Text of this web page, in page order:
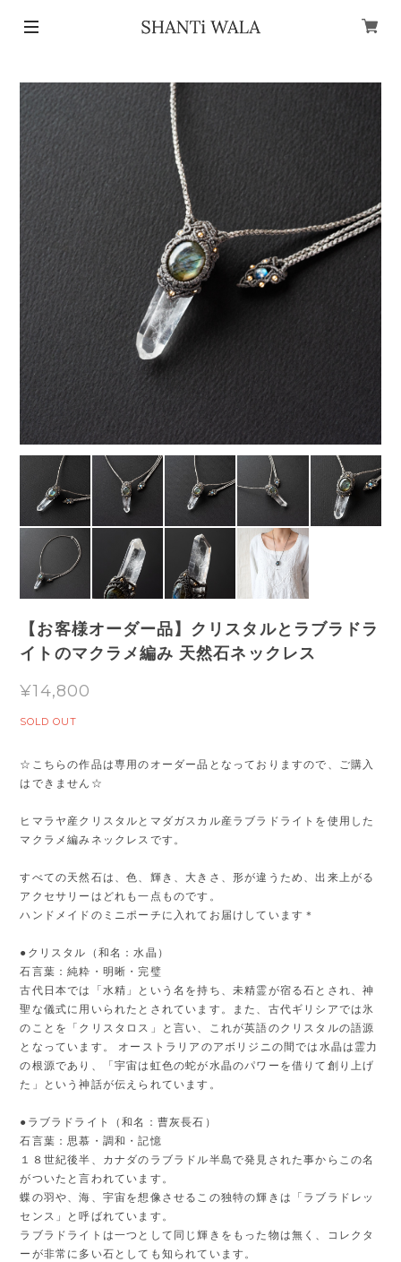
【お客様オーダー品】クリスタルとラブラドラ
イトのマクラメ編み 天然石ネックレス
¥14,800
SOLD OUT
☆こちらの作品は専用のオーダー品となっておりますので、ご購入
はできません☆
ヒマラヤ産クリスタルとマダガスカル産ラブラドライトを使用した
マクラメ編みネックレスです。
すべての天然石は、色、輝き、大きさ、形が違うため、出来上がる
アクセサリーはどれも一点ものです。
ハンドメイドのミニポーチに入れてお届けしています＊
●クリスタル（和名：水晶）
石言葉：純粋・明晰・完璧
古代日本では「水精」という名を持ち、未精霊が宿る石とされ、神
聖な儀式に用いられたとされています。また、古代ギリシアでは氷
のことを「クリスタロス」と言い、これが英語のクリスタルの語源
となっています。 オーストラリアのアボリジニの間では水晶は霊力
の根源であり、「宇宙は虹色の蛇が水晶のパワーを借りて創り上げ
た」という神話が伝えられています。
●ラブラドライト（和名：曹灰長石）
石言葉：思慕・調和・記憶
１８世紀後半、カナダのラブラドル半島で発見された事からこの名
がついたと言われています。
蝶の羽や、海、宇宙を想像させるこの独特の輝きは「ラブラドレッ
センス」と呼ばれています。
ラブラドライトは一つとして同じ輝きをもった物は無く、コレクタ
ーが非常に多い石としても知られています。